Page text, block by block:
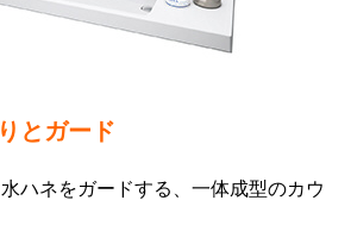
とガード
ハネをガードする、一体成型のカウ